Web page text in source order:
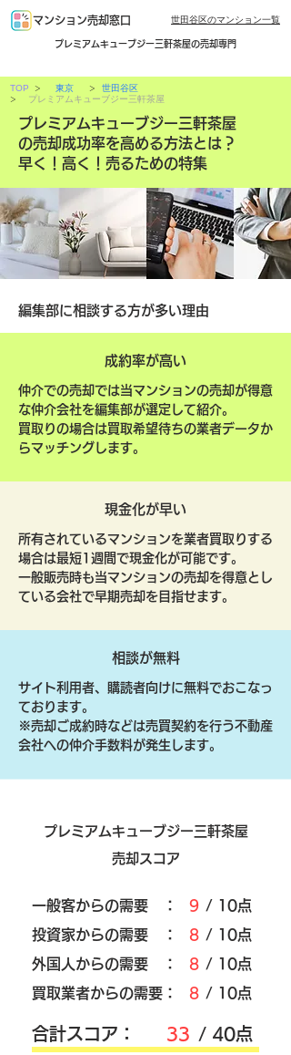
マンション売却窓口 世田谷区のマンション一覧
プレミアムキューブジー三軒茶屋の売却専門
TOP > 東京
>
>
プレミアムキューブジー三軒茶屋
世田谷区
プレミアムキューブジー三軒茶屋
の売却成功率を高める方法とは？
早く！高く！売るための特集
編集部に相談する方が多い理由
成約率が高い
仲介での売却では当マンションの売却が得意
な仲介会社を編集部が選定して紹介。
買取りの場合は買取希望待ちの業者データか
らマッチングします。
現金化が早い
所有されているマンションを業者買取りする
場合は最短1週間で現金化が可能です。
一般販売時も当マンションの売却を得意とし
ている会社で早期売却を目指せます。
相談が無料
サイト利用者、購読者向けに無料でおこなっ
ております。
​※売却ご成約時などは売買契約を行う不動産
会社への仲介手数料が発生します。
プレミアムキューブジー三軒茶屋
売却スコア
​一般客からの需要 ： 9 / 10点
​投資家からの需要 ：
8 / 10点
外国人からの需要 ：
8 / 10点
買取業者からの需要：
8 / 10点
​合計スコア： 33 / 40点